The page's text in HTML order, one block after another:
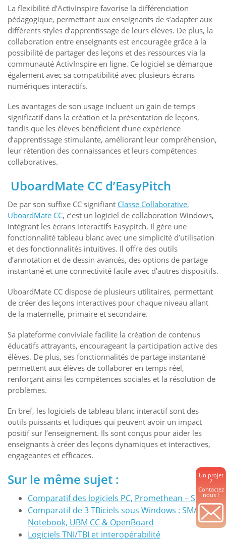
Un projet
?
Contactez
nous !
La flexibilité d’ActivInspire favorise la différenciation
pédagogique, permettant aux enseignants de s’adapter aux
différents styles d’apprentissage de leurs élèves. De plus, la
collaboration entre enseignants est encouragée grâce à la
possibilité de partager des leçons et des ressources via la
communauté ActivInspire en ligne. Ce logiciel se démarque
également avec sa compatibilité avec plusieurs écrans
numériques interactifs.
Les avantages de son usage incluent un gain de temps
significatif dans la création et la présentation de leçons,
tandis que les élèves bénéficient d’une expérience
d’apprentissage stimulante, améliorant leur compréhension,
leur rétention des connaissances et leurs compétences
collaboratives.
UboardMate CC d’EasyPitch
De par son suffixe CC signifiant Classe Collaborative,
UboardMate CC, c’est un logiciel de collaboration Windows,
intégrant les écrans interactifs Easypitch. Il gère une
fonctionnalité tableau blanc avec une simplicité d’utilisation
et des fonctionnalités intuitives. Il offre des outils
d’annotation et de dessin avancés, des options de partage
instantané et une connectivité facile avec d’autres dispositifs.
UboardMate CC dispose de plusieurs utilitaires, permettant
de créer des leçons interactives pour chaque niveau allant
de la maternelle, primaire et secondaire.
Sa plateforme conviviale facilite la création de contenus
éducatifs attrayants, encourageant la participation active des
élèves. De plus, ses fonctionnalités de partage instantané
permettent aux élèves de collaborer en temps réel,
renforçant ainsi les compétences sociales et la résolution de
problèmes.
En bref, les logiciels de tableau blanc interactif sont des
outils puissants et ludiques qui peuvent avoir un impact
positif sur l’enseignement. Ils sont conçus pour aider les
enseignants à créer des leçons dynamiques et interactives,
engageantes et efficaces.
Sur le même sujet :
Comparatif des logiciels PC, Promethean – SMART
Comparatif de 3 TBiciels sous Windows : SMART
Notebook, UBM CC & OpenBoard
Logiciels TNI/TBI et interopérabilité